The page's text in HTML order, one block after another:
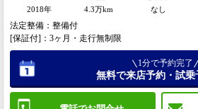
2018年
4.3万km
なし
法定整備：整備付
[保証付]：3ヶ月・走行無制限
1分で予約完了
無料で来店予約・試乗